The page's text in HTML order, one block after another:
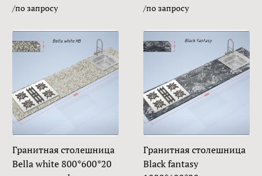
/по запросу /по запросу
Гранитная столешница
Bella white 800*600*20
Гранитная столешница
Black fantasy